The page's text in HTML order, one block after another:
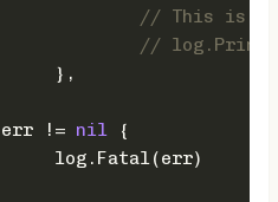
// This is
//
		},
err != nil {
		log.Fatal(err)